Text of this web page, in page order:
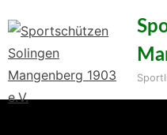
to
content